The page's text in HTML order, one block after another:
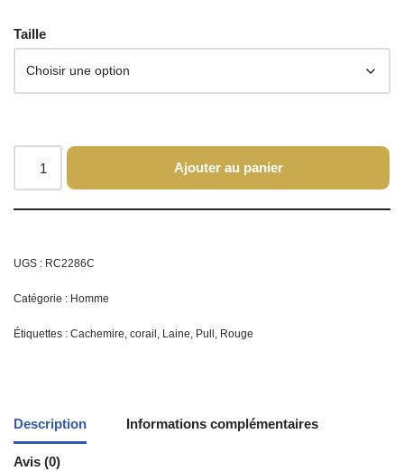
Taille
Ajouter au panier
UGS : RC2286C
Catégorie : Homme
Étiquettes : Cachemire, corail , Laine, Pull , Rouge
Description Informations complémentaires
Avis (0)